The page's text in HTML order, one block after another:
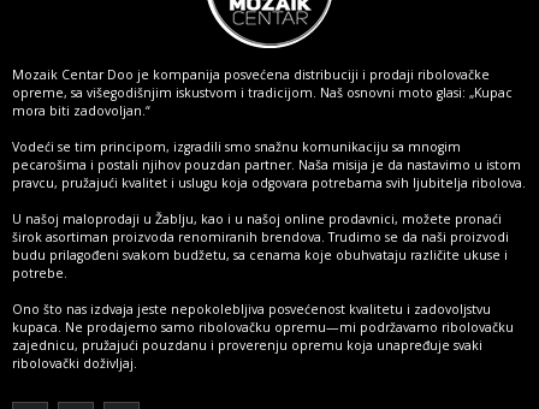
Mozaik Centar Doo je kompanija posvećena distribuciji i prodaji ribolovačke
opreme, sa višegodišnjim iskustvom i tradicijom. Naš osnovni moto glasi: „Kupac
mora biti zadovoljan.“
Vodeći se tim principom, izgradili smo snažnu komunikaciju sa mnogim
pecarošima i postali njihov pouzdan partner. Naša misija je da nastavimo u istom
pravcu, pružajući kvalitet i uslugu koja odgovara potrebama svih ljubitelja ribolova.
U našoj maloprodaji u Žablju, kao i u našoj online prodavnici, možete pronaći
širok asortiman proizvoda renomiranih brendova. Trudimo se da naši proizvodi
budu prilagođeni svakom budžetu, sa cenama koje obuhvataju različite ukuse i
potrebe.
Ono što nas izdvaja jeste nepokolebljiva posvećenost kvalitetu i zadovoljstvu
kupaca. Ne prodajemo samo ribolovačku opremu—mi podržavamo ribolovačku
zajednicu, pružajući pouzdanu i proverenju opremu koja unapređuje svaki
ribolovački doživljaj.